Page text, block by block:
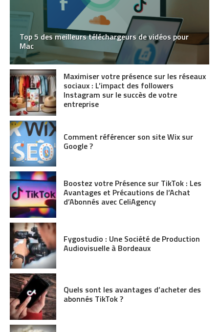
Top 5 des meilleurs téléchargeurs de vidéos pour
Mac
Maximiser votre présence sur les réseaux
sociaux : L’impact des followers
Instagram sur le succès de votre
entreprise
Comment référencer son site Wix sur
Google ?
Boostez votre Présence sur TikTok : Les
Avantages et Précautions de l’Achat
d’Abonnés avec CeliAgency
Fygostudio : Une Société de Production
Audiovisuelle à Bordeaux
Quels sont les avantages d’acheter des
abonnés TikTok ?